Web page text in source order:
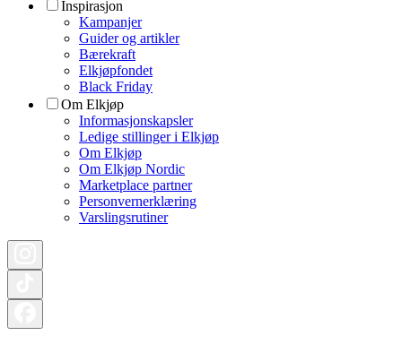
Inspirasjon
Kampanjer
Guider og artikler
Bærekraft
Elkjøpfondet
Black Friday
Om Elkjøp
Informasjonskapsler
Ledige stillinger i Elkjøp
Om Elkjøp
Om Elkjøp Nordic
Marketplace partner
Personvernerklæring
Varslingsrutiner